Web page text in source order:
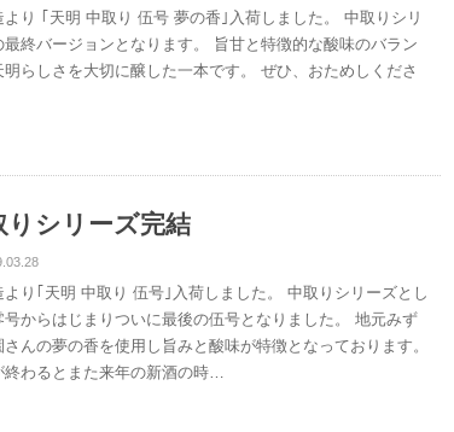
より ｢天明 中取り 伍号 夢の香｣入荷しました。 中取りシリ
最終バージョンとなります。 旨甘と特徴的な酸味のバラン
明らしさを大切に醸した一本です。 ぜひ、おためしくださ
りシリーズ完結
より｢天明 中取り 伍号｣入荷しました。 中取りシリーズとし
号からはじまりついに最後の伍号となりました。 地元みず
さんの夢の香を使用し旨みと酸味が特徴となっております。
終わるとまた来年の新酒の時…